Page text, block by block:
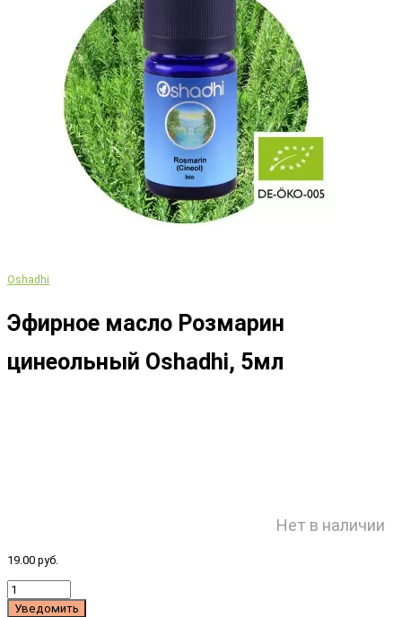
Oshadhi
Эфирное масло Розмарин
цинеольный Oshadhi, 5мл
Нет в наличии
19.00 руб.
Уведомить